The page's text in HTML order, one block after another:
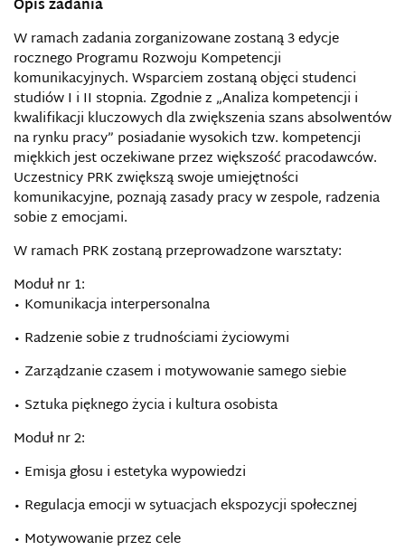
Opis zadania
W ramach zadania zorganizowane zostaną 3 edycje
rocznego Programu Rozwoju Kompetencji
komunikacyjnych. Wsparciem zostaną objęci studenci
studiów I i II stopnia. Zgodnie z „Analiza kompetencji i
kwalifikacji kluczowych dla zwiększenia szans absolwentów
na rynku pracy” posiadanie wysokich tzw. kompetencji
miękkich jest oczekiwane przez większość pracodawców.
Uczestnicy PRK zwiększą swoje umiejętności
komunikacyjne, poznają zasady pracy w zespole, radzenia
sobie z emocjami.
W ramach PRK zostaną przeprowadzone warsztaty:
Moduł nr 1:
• Komunikacja interpersonalna
• Radzenie sobie z trudnościami życiowymi
• Zarządzanie czasem i motywowanie samego siebie
• Sztuka pięknego życia i kultura osobista
Moduł nr 2:
• Emisja głosu i estetyka wypowiedzi
• Regulacja emocji w sytuacjach ekspozycji społecznej
• Motywowanie przez cele